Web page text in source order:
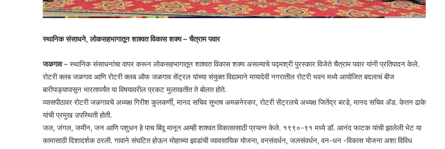
स्थानिक संसाधने, लोकसहभागातून शाश्वत विकास शक्य – चैत्राम पवार
जळगाव– स्थानिक संसाधनांचा वापर करून लोकसहभागातून शाश्वत विकास शक्य असल्याचे पद्मश्री पुरस्कार विजेते चैत्राम पवार यांनी प्रतिपादन केले.
रोटरी क्लब जळगाव आणि रोटरी क्लब ऑफ जळगाव सेंट्रल यांच्या संयुक्त विद्यामाने मायादेवी नगरातील रोटरी भवन मध्ये आयोजित बदलाचं बीज
बारीपाड्यापासून भारतापर्यंत या विषयावरील प्रकट मुलाखतीत ते बोलत होते.
व्यासपीठावर रोटरी जळगावचे अध्यक्ष गिरीश कुलकर्णी, मानद सचिव सुभाष अमळनेरकर, रोटरी सेंट्रलचे अध्यक्ष जितेंद्र बरडे, मानद सचिव ॲड. केतन ढाके
यांची प्रमुख उपस्थिती होती.
जल, जंगल, जमीन, जन आणि पशुधन हे पाच बिंदू मानून आम्ही शाश्वत विकासासाठी प्रयत्न केले. १९९०-९१ मध्ये डॉ. आनंद फाटक यांची झालेली भेट या
कामासाठी दिशादर्शक ठरली. गावाने संघटित होऊन मोहाच्या झाडांची व्यावसायिक योजना, वनसंवर्धन, जलसंवर्धन, वन-धन -विकास योजना अशा विविध